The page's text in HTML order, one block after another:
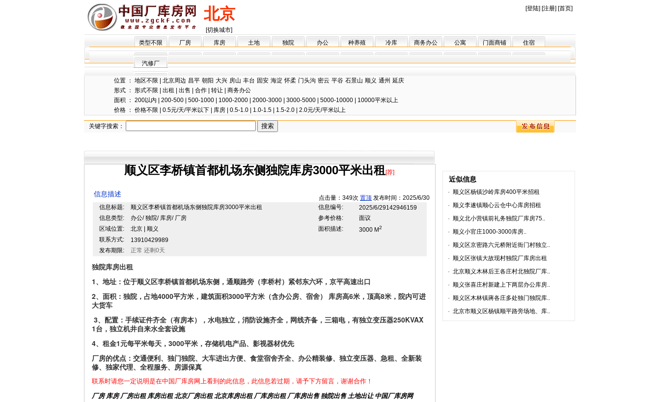
北京
[切换城市]
[登陆] [注册] [首页]
类型不限 厂房 库房 土地 独院 办公 种养殖 冷库 商务办公 公寓 门面商铺 住宿
汽修厂
位置 ： 地区不限 北京周边 昌平 朝阳 大兴 房山 丰台 固安 海淀 怀柔 门头沟 密云 平谷 石景山 顺义 通州 延庆
形式 ： 形式不限 出租 出售 合作 转让
商务办公
面积 ： 200以内 200-500 500-1000 1000-2000 2000-3000 3000-5000 5000-10000
10000平米以上
价格 ： 价格不限 0.5元/天/平米以下 库房 0.5-1.0 1.0-1.5 1.5-2.0 2.0元/天/平米以上
关键字搜索：
顺义区李桥镇首都机场东侧独院库房3000平米出租 [荐]
点击量：349次 置顶 发布时间：2025/6/30
信息描述
信息标题: 顺义区李桥镇首都机场东侧独院库房3000平米出租 信息编号:
2025/6/29142946159
信息类型:
办公/ 独院/ 库房/ 厂房 参考价格:
面议
区域位置:
北京 | 顺义 面积描述: 3000 M2
联系方式:
13910429989
发布期限:
正常 还剩0天
独院库房出租
1、地址：位于顺义区李桥镇首都机场东侧，通顺路旁（李桥村）紧邻东六环，京平高速出口
2、面积：独院，占地4000平方米，建筑面积3000平方米（含办公房、宿舍） 库房高6米，顶高8米，院内可进
大货车
3、配置：手续证件齐全（有房本），水电独立，消防设施齐全，网线齐备，三箱电，有独立变压器250KVAX
1台，独立机井自来水全套设施
4、租金1元每平米每天，3000平米，存储机电产品、影视器材优先
厂房的优点：交通便利、独门独院、大车进出方便、食堂宿舍齐全、办公精装修、独立变压器、急租、全新装
修、独家代理、全程服务、房源保真
联系时请您一定说明是在中国厂库房网上看到的此信息，此信息若过期，请予下方留言，谢谢合作！
厂房 库房 厂房出租 库房出租 北京厂房出租 北京库房出租 厂库房出租 厂库房出售 独院出售 土地出让 中国厂库房网
近似信息
· 顺义区杨镇沙岭库房400平米招租
· 顺义李遂镇顺心云仓中心库房招租
· 顺义北小营镇前礼务独院厂库房75..
· 顺义小官庄1000-3000库房..
· 顺义区京密路六元桥附近衙门村独立..
· 顺义区张镇大故现村独院厂库房出租
· 北京顺义木林后王各庄村北独院厂库..
· 顺义张喜庄村新建上下两层办公库房..
· 顺义区木林镇蔣各庄多处独门独院库..
· 北京市顺义区杨镇顺平路旁场地、库..